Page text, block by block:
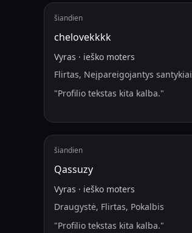
šiandien
chelovekkkk
Vyras · ieško moters
Flirtas, Neįpareigojantys santykiai
"Profilio tekstas kita kalba."
šiandien
Qassuzy
Vyras · ieško moters
Draugystė, Flirtas, Pokalbis
"Profilio tekstas kita kalba."